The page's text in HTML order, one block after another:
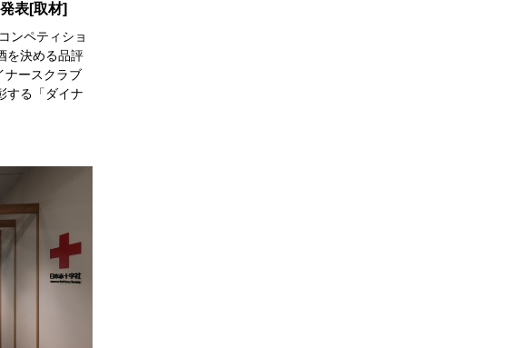
表
ンペティショ
を決める品評
ナースクラブ
する「ダイナ